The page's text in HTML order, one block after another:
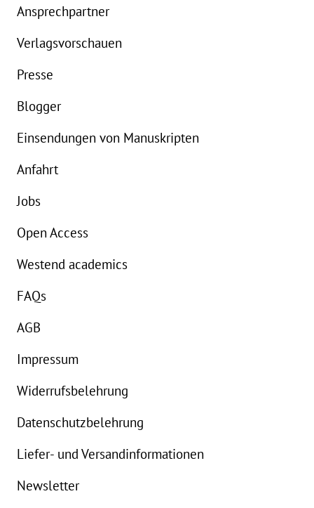
Ansprechpartner
Verlagsvorschauen
Presse
Blogger
Einsendungen von Manuskripten
Anfahrt
Jobs
Open Access
Westend academics
FAQs
AGB
Impressum
Widerrufsbelehrung
Datenschutzbelehrung
Liefer- und Versandinformationen
Newsletter